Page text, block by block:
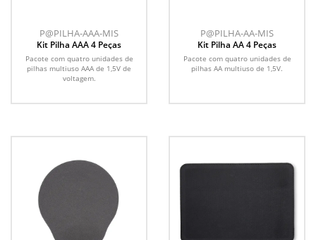
P@PILHA-AAA-MIS
Kit Pilha AAA 4 Peças
Pacote com quatro unidades de
pilhas multiuso AAA de 1,5V de
voltagem.
P@PILHA-AA-MIS
Kit Pilha AA 4 Peças
Pacote com quatro unidades de
pilhas AA multiuso de 1,5V.